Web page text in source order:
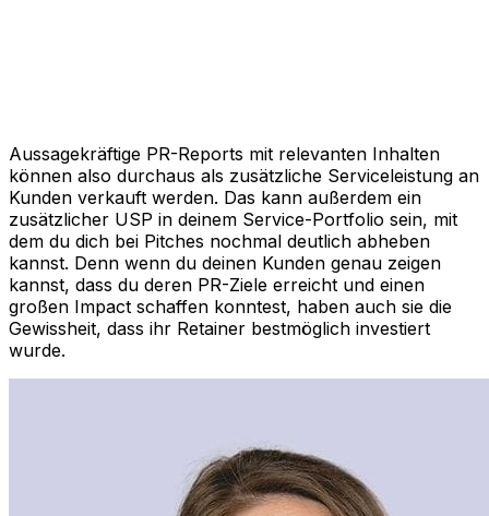
Aussagekräftige PR-Reports mit relevanten Inhalten
können also durchaus als zusätzliche Serviceleistung an
Kunden verkauft werden. Das kann außerdem ein
zusätzlicher USP in deinem Service-Portfolio sein, mit
dem du dich bei Pitches nochmal deutlich abheben
kannst. Denn wenn du deinen Kunden genau zeigen
kannst, dass du deren PR-Ziele erreicht und einen
großen Impact schaffen konntest, haben auch sie die
Gewissheit, dass ihr Retainer bestmöglich investiert
wurde.